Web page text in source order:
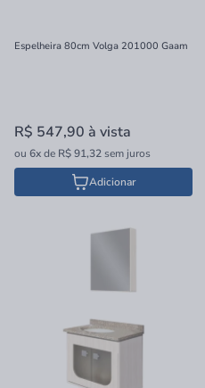
Espelheira 80cm Volga 201000 Gaam
R$ 547,90 à vista
ou 6xde R$ 91,32sem juros
Adicionar